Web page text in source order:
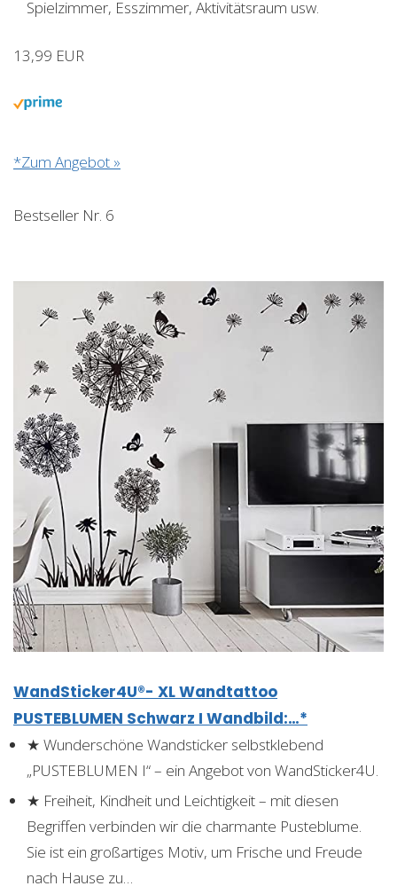
Spielzimmer, Esszimmer, Aktivitätsraum usw.
13,99 EUR
*Zum Angebot »
Bestseller Nr. 6
WandSticker4U®- XL Wandtattoo
PUSTEBLUMEN Schwarz I Wandbild:…*
★ Wunderschöne Wandsticker selbstklebend
„PUSTEBLUMEN I“ – ein Angebot von WandSticker4U.
★ Freiheit, Kindheit und Leichtigkeit – mit diesen
Begriffen verbinden wir die charmante Pusteblume.
Sie ist ein großartiges Motiv, um Frische und Freude
nach Hause zu…